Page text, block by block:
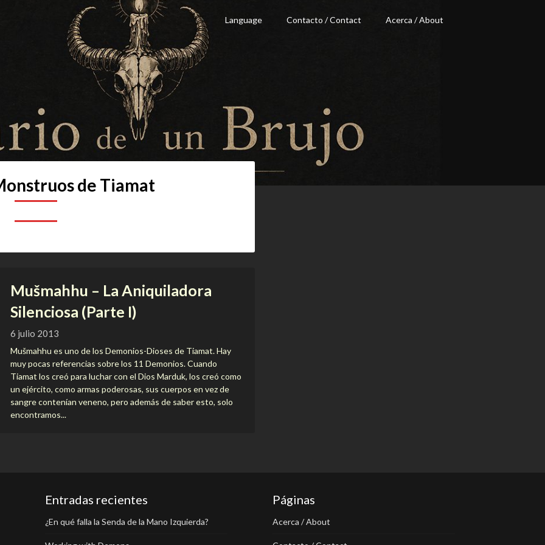
Language Contacto / Contact Acerca / About
Brujo
de Tiamat
Mušmahhu – La Aniquiladora
Silenciosa (Parte I)
6 julio 2013
Mušmahhu es uno de los Demonios-Dioses de Tiamat. Hay
muy pocas referencias sobre los 11 Demonios. Cuando
Tiamat los creó para luchar con el Dios Marduk, los creó como
un ejército, como armas poderosas, sus cuerpos en vez de
sangre contenían veneno, pero además de saber esto, solo
encontramos...
Entradas recientes
¿En qué falla la Senda de la Mano Izquierda?
Páginas
Acerca / About